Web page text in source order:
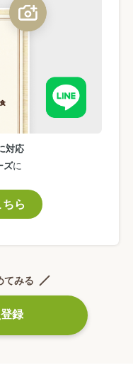
対応
ズに
ら
てみる
録